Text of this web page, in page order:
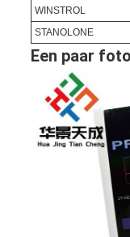
WINSTROL
STANOLONE
Een paar